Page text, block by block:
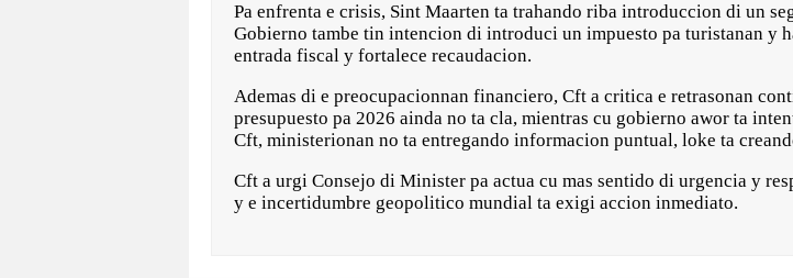
Pa enfrenta e crisis, Sint Maarten ta trahando riba introduccion di un
Gobierno tambe tin intencion di introduci un impuesto pa turistanan y
entrada fiscal y fortalece recaudacion.
Ademas di e preocupacionnan financiero, Cft a critica e retrasonan
presupuesto pa 2026 ainda no ta cla, mientras cu gobierno awor ta
Cft, ministerionan no ta entregando informacion puntual, loke ta
Cft a urgi Consejo di Minister pa actua cu mas sentido di urgencia y
y e incertidumbre geopolitico mundial ta exigi accion inmediato.